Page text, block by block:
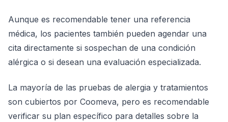
Aunque es recomendable tener una referencia
médica, los pacientes también pueden agendar una
cita directamente si sospechan de una condición
alérgica o si desean una evaluación especializada.
La mayoría de las pruebas de alergia y tratamientos
son cubiertos por Coomeva, pero es recomendable
verificar su plan específico para detalles sobre la